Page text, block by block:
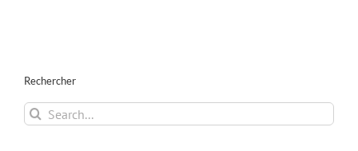
Rechercher
Search
for: